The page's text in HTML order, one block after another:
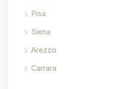
Pisa
Siena
Arezzo
Carrara